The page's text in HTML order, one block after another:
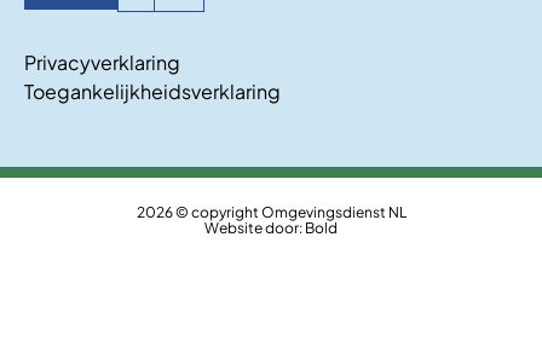
Privacyverklaring
Toegankelijkheidsverklaring
2026 © copyright Omgevingsdienst NL
Website door: Bold